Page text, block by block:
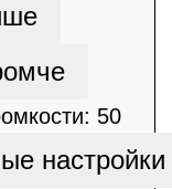
50
настройки